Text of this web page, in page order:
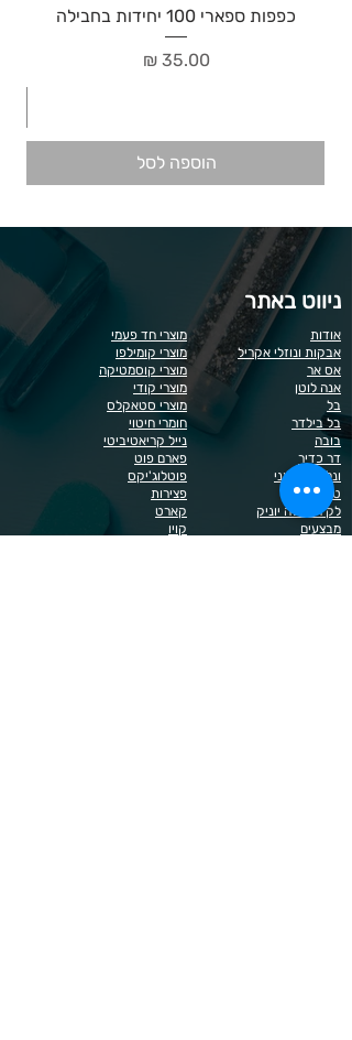
כפפות ספארי 100 יחידות בחבילה
מחיר‏35.00 ‏₪
הוספה לסל
ניווט באתר
מוצרי חד פעמי
מוצרי קומילפו
מוצרי קוסמטיקה
מוצרי קודי
מוצרי סטאקלס
חומרי חיטוי
נייל קריאטיביטי
פארם פוט
פוטלוג'יקס
פצירות
קארט
קויו
אודות
אבקות ונוזלי אקריל
אס אר
אנה לוטן
בל
בל בילדר
בובה
דר כדיר
ונליסה וקאני
טופ / בייס
לק רגיל לה יוניק
מבצעים